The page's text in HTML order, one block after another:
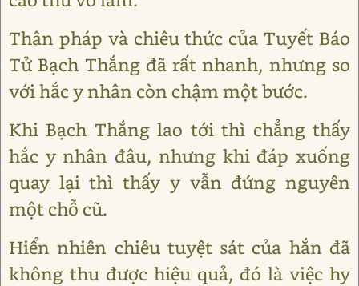
Thân pháp và chiêu thức của Tuyết Báo
Tử Bạch Thắng đã rất nhanh, nhưng so
với hắc y nhân còn chậm một bước.
Khi Bạch Thắng lao tới thì chẳng thấy
hắc y nhân đâu, nhưng khi đáp xuống
quay lại thì thấy y vẫn đứng nguyên
một chỗ cũ.
Hiển nhiên chiêu tuyệt sát của hắn đã
không thu được hiệu quả, đó là việc hy